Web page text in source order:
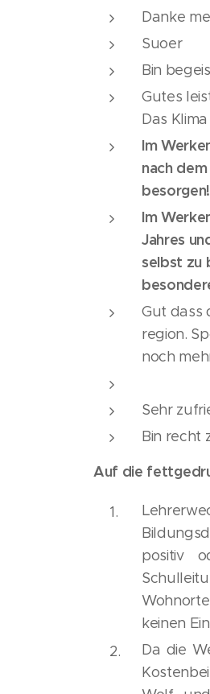
Danke
Suoer
Bin
Gutes
Das
Im
nach
Im
Jahres
selbst zu
Gut dass
region.
noch
Sehr
Bin recht
Auf die
positiv
keinen
Da die